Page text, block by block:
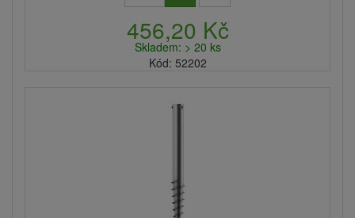
456,20 Kč
Skladem: > 20 ks
Kód: 52202